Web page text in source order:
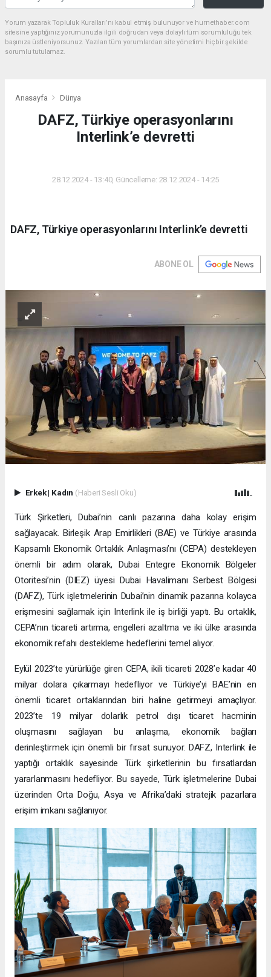
Yorum yazarak Topluluk Kuralları’nı kabul etmiş bulunuyor ve hurnethaber.com
sitesine yaptığınız yorumunuzla ilgili doğrudan veya dolaylı tüm sorumluluğu tek
başınıza üstleniyorsunuz. Yazılan tüm yorumlardan site yönetimi hiçbir şekilde
sorumlu tutulamaz.
Anasayfa Dünya
DAFZ, Türkiye operasyonlarını
Interlink’e devretti
28.12.2024 - 13:40, Güncelleme: 28.12.2024 - 14:25
DAFZ, Türkiye operasyonlarını Interlink’e devretti
ABONE OL
Erkek| Kadın (Haberi Sesli Oku)
Türk Şirketleri, Dubai’nin canlı pazarına daha kolay erişim
sağlayacak. Birleşik Arap Emirlikleri (BAE) ve Türkiye arasında
Kapsamlı Ekonomik Ortaklık Anlaşması’nı (CEPA) destekleyen
önemli bir adım olarak, Dubai Entegre Ekonomik Bölgeler
Otoritesi’nin (DIEZ) üyesi Dubai Havalimanı Serbest Bölgesi
(DAFZ), Türk işletmelerinin Dubai’nin dinamik pazarına kolayca
erişmesini sağlamak için Interlink ile iş birliği yaptı. Bu ortaklık,
CEPA’nın ticareti artırma, engelleri azaltma ve iki ülke arasında
ekonomik refahı destekleme hedeflerini temel alıyor.
Eylül 2023’te yürürlüğe giren CEPA, ikili ticareti 2028’e kadar 40
milyar dolara çıkarmayı hedefliyor ve Türkiye’yi BAE’nin en
önemli ticaret ortaklarından biri haline getirmeyi amaçlıyor.
2023’te 19 milyar dolarlık petrol dışı ticaret hacminin
oluşmasını sağlayan bu anlaşma, ekonomik bağları
derinleştirmek için önemli bir fırsat sunuyor. DAFZ, Interlink ile
yaptığı ortaklık sayesinde Türk şirketlerinin bu fırsatlardan
yararlanmasını hedefliyor. Bu sayede, Türk işletmelerine Dubai
üzerinden Orta Doğu, Asya ve Afrika’daki stratejik pazarlara
erişim imkanı sağlanıyor.